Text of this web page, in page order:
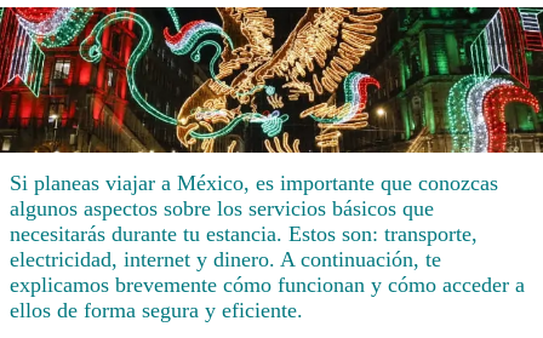
Si planeas viajar a México, es importante que conozcas
algunos aspectos sobre los servicios básicos que
necesitarás durante tu estancia. Estos son: transporte,
electricidad, internet y dinero. A continuación, te
explicamos brevemente cómo funcionan y cómo acceder a
ellos de forma segura y eficiente.